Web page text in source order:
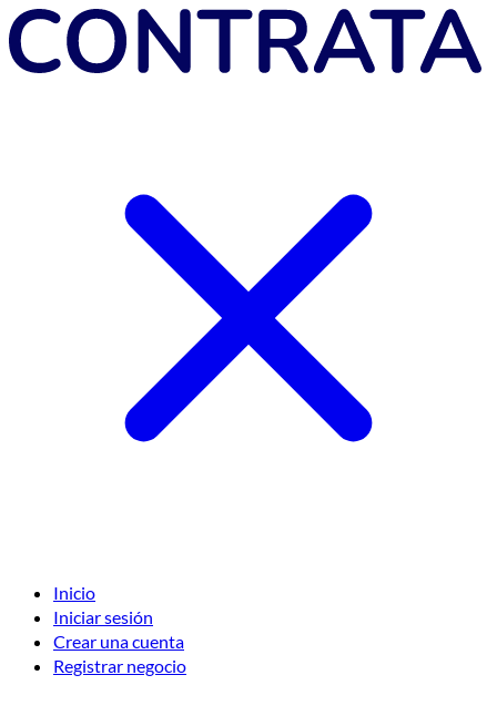
Inicio
Iniciar sesión
Crear una cuenta
Registrar negocio